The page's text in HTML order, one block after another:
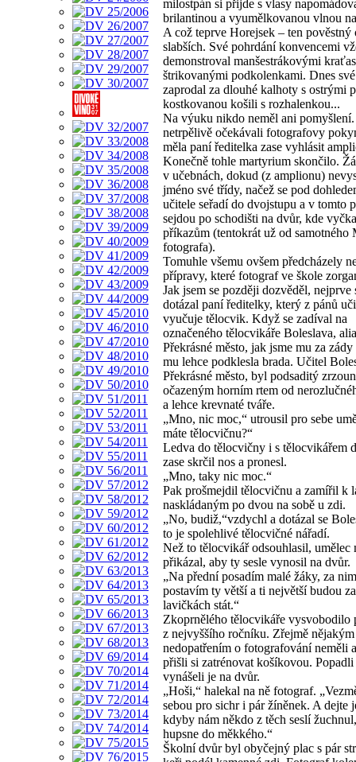
milostpán si přijde s vlasy
brilantinou a vyumělkovanou vlnou
A což teprve Horejsek – ten pověstný
slabších. Své pohrdání konvencemi
demonstroval manšestrákovými
štrikovanými podkolenkami. Dnes
zaprodal za dlouhé kalhoty s ostrými
kostkovanou košili s rozhalenkou...
Na výuku nikdo neměl ani
netrpělivě očekávali fotografovy
měla paní ředitelka zase vyhlásit
Konečně tohle martyrium skončilo.
v učebnách, dokud (z amplionu)
jméno své třídy, načež se pod
učitele seřadí do dvojstupu a v tomto
sejdou po schodišti na dvůr, kde
příkazům (tentokrát už od samotného
fotografa).
Tomuhle všemu ovšem předcházely
přípravy, které fotograf ve škole
Jak jsem se později dozvěděl, nejprve
dotázal paní ředitelky, který z pánů
vyučuje tělocvik. Když se zadíval na
označeného tělocvikáře Boleslava,
Překrásné město, jak jsme mu za
mu lehce podklesla brada. Učitel
Překrásné město, byl podsaditý
očazeným horním rtem od
a lehce krevnaté tváře.
„Mno, nic moc,“ utrousil pro sebe
máte tělocvičnu?“
Ledva do tělocvičny i s tělocvikářem
zase skrčil nos a pronesl.
„Mno, taky nic moc.“
Pak prošmejdil tělocvičnu a zamířil k
naskládaným po dvou na sobě u zdi.
„No, budiž,“vzdychl a dotázal se
to je spolehlivé tělocvičné nářadí.
Než to tělocvikář odsouhlasil, umělec
přikázal, aby ty sesle vynosil na dvůr.
„Na přední posadím malé žáky, za
postavím ty větší a ti největší budou
lavičkách stát.“
Zkoprnělého tělocvikáře vysvobodilo
z nejvyššího ročníku. Zřejmě nějakým
nedopatřením o fotografování neměli
přišli si zatrénovat košíkovou.
vynášeli je na dvůr.
„Hoši,“ halekal na ně fotograf.
sebou pro sichr i pár žíněnek. A dejte
kdyby nám někdo z těch seslí
hupsne do měkkého.“
Školní dvůr byl obyčejný plac s pár